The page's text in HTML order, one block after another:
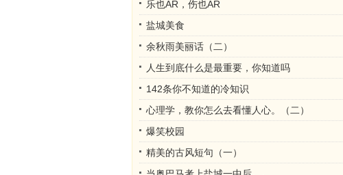
乐也AR，伤也AR
盐城美食
余秋雨美丽话（二）
人生到底什么是最重要，你知道吗
142条你不知道的冷知识
心理学，教你怎么去看懂人心。（二）
爆笑校园
精美的古风短句（一）